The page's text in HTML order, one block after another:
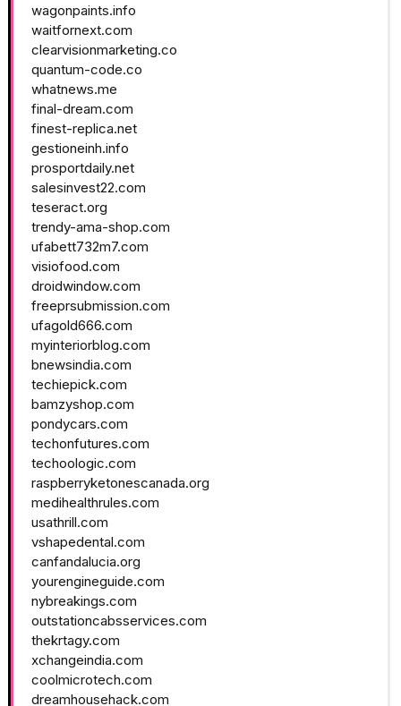
wagonpaints.info
waitfornext.com
clearvisionmarketing.co
quantum-code.co
whatnews.me
final-dream.com
finest-replica.net
gestioneinh.info
prosportdaily.net
salesinvest22.com
teseract.org
trendy-ama-shop.com
ufabett732m7.com
visiofood.com
droidwindow.com
freeprsubmission.com
ufagold666.com
myinteriorblog.com
bnewsindia.com
techiepick.com
bamzyshop.com
pondycars.com
techonfutures.com
techoologic.com
raspberryketonescanada.org
medihealthrules.com
usathrill.com
vshapedental.com
canfandalucia.org
yourengineguide.com
nybreakings.com
outstationcabsservices.com
thekrtagy.com
xchangeindia.com
coolmicrotech.com
dreamhousehack.com